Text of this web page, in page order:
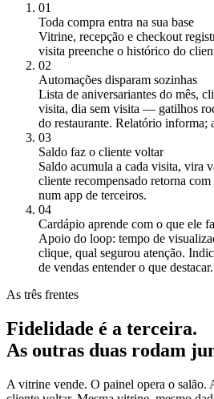
01
Toda compra entra na sua base
Vitrine, recepção e checkout
visita preenche o histórico do
02
Automações disparam sozinhas
Lista de aniversariantes do mês,
visita, dia sem visita — gatilhos
do restaurante. Relatório informa;
03
Saldo faz o cliente voltar
Saldo acumula a cada visita, vira
cliente recompensado retorna
num app de terceiros.
04
Cardápio aprende com o que ele
Apoio do loop: tempo de
clique, qual segurou atenção.
de vendas entender o que destacar.
As três frentes
Fidelidade é a terceira.
As outras duas rodam
A vitrine vende. O painel opera o salão.